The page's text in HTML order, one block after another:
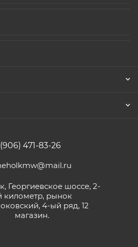
471-83-26
Георгиевское шоссе, 2-
километр, рынок
4-ый ряд, 12
магазин.